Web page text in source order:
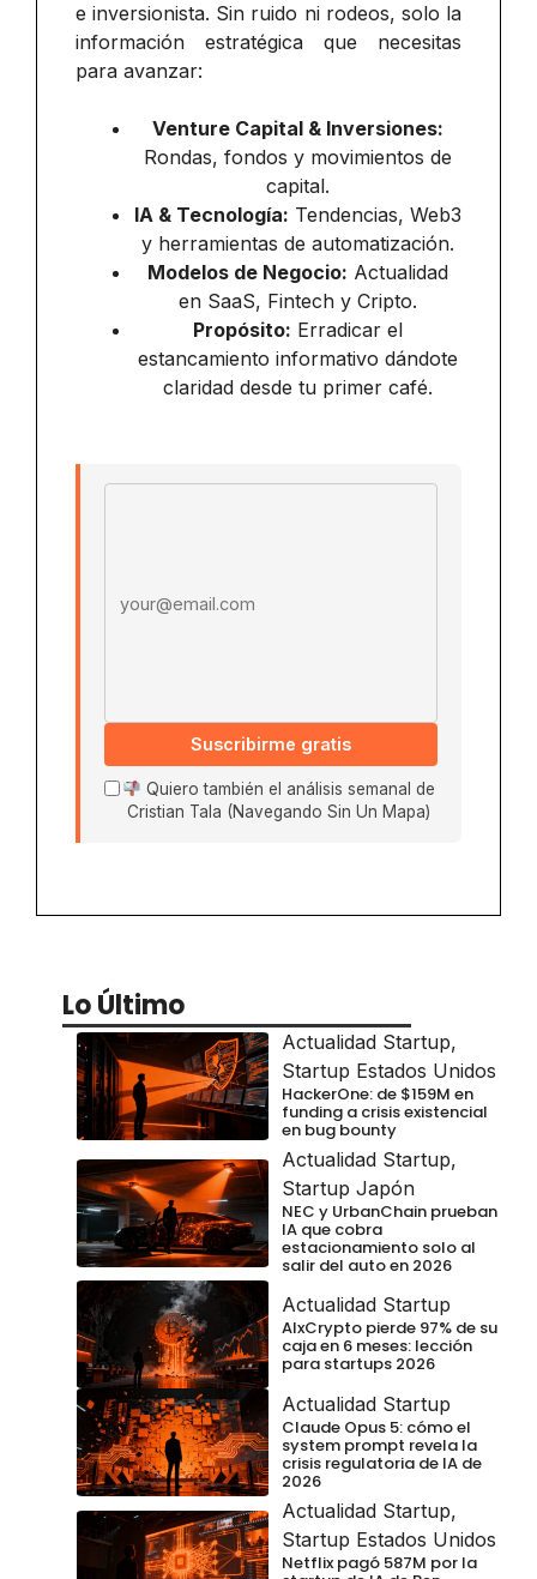
e inversionista. Sin ruido ni rodeos, solo la
información estratégica que necesitas
para avanzar:
Venture Capital & Inversiones:
Rondas, fondos y movimientos de
capital.
IA & Tecnología: Tendencias, Web3
y herramientas de automatización.
Modelos de Negocio: Actualidad
en SaaS, Fintech y Cripto.
Propósito: Erradicar el
estancamiento informativo dándote
claridad desde tu primer café.
Suscribirme gratis
Quiero también el análisis semanal de
Cristian Tala (Navegando Sin Un Mapa)
Lo Último
Actualidad Startup,
Startup Estados Unidos
HackerOne: de $159M en
funding a crisis existencial
en bug bounty
Actualidad Startup,
Startup Japón
NEC y UrbanChain prueban
IA que cobra
estacionamiento solo al
salir del auto en 2026
Actualidad Startup
AIxCrypto pierde 97% de su
caja en 6 meses: lección
para startups 2026
Actualidad Startup
Claude Opus 5: cómo el
system prompt revela la
crisis regulatoria de IA de
2026
Actualidad Startup,
Startup Estados Unidos
Netflix pagó 587M por la